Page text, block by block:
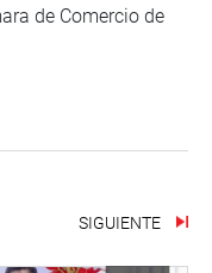
de Comercio de
SIGUIENTE